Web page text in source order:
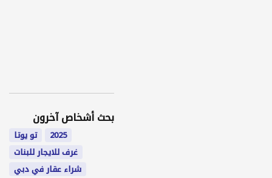
بحث أشخاص آخرون
تو يوتا
2025
غرف للايجار للبنات
شراء عقار في دبي